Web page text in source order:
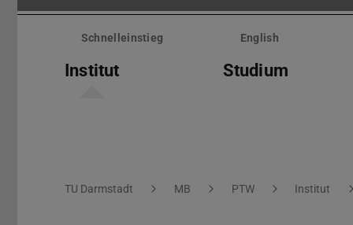
Menü
überspringenSchnelleinstieg English
Institut Studium
Sie befinden sich hier:
TU Darmstadt MB PTW Institut